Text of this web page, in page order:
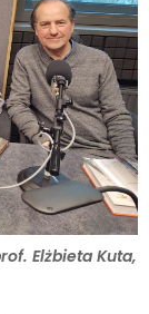
Elżbieta Kuta,